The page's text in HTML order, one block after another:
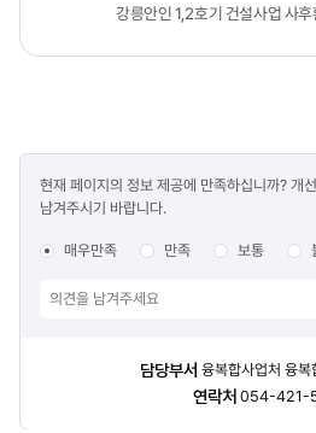
강릉안인 1,2호기 건설사업 사
만족도
조사
현재 페이지의 정보 제공에 만족하십니까? 개
남겨주시기 바랍니다.
매우만족 만족 보통
담당부서 융복합사업처 융복
연락처 054-421-